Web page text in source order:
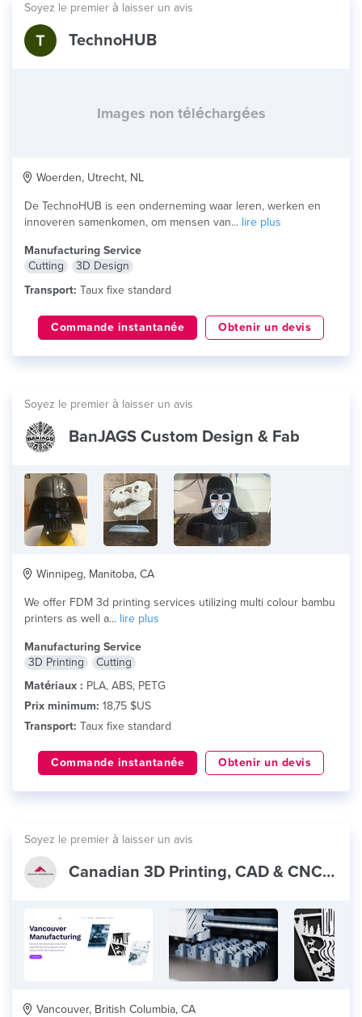
Soyez le premier à laisser un avis
TechnoHUB
Images non téléchargées
Woerden, Utrecht, NL
De TechnoHUB is een onderneming waar leren, werken en
innoveren samenkomen, om mensen van... lire plus
Manufacturing Service
Cutting
3D Design
Transport: Taux fixe standard
Commande instantanée Obtenir un devis
Soyez le premier à laisser un avis
BanJAGS Custom Design & Fab
Winnipeg, Manitoba, CA
We offer FDM 3d printing services utilizing multi colour bambu
printers as well a... lire plus
Manufacturing Service
3D Printing
Cutting
Matériaux : PLA, ABS, PETG
Prix minimum: 18,75 $US
Transport: Taux fixe standard
Commande instantanée Obtenir un devis
Soyez le premier à laisser un avis
Canadian 3D Printing, CAD & CNC Cutting
Vancouver, British Columbia, CA